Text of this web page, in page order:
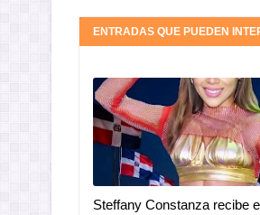
ENTRADAS QUE PUEDEN
Steffany Constanza recibe